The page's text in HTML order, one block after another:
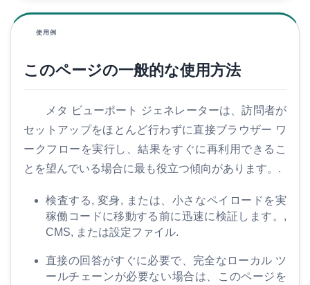
使用例
このページの一般的な使用方法
メタ ビューポート ジェネレーターは、訪問者が
セットアップをほとんど行わずに直接ブラウザー ワ
ークフローを実行し、結果をすぐに再利用できるこ
とを望んでいる場合に最も役立つ傾向があります。.
検査する, 変身, または、小さなペイロードを実
稼働コードに移動する前に迅速に検証します。,
CMS, または設定ファイル.
直接の回答がすぐに必要で、完全なローカル ツ
ールチェーンが必要ない場合は、このページを